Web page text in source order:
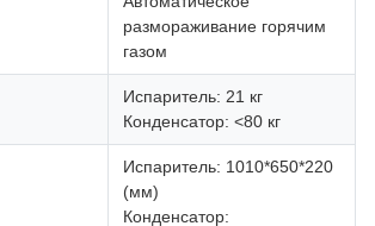
размораживание горячим
газом
Испаритель: 21 кг
Конденсатор: <80 кг
Испаритель: 1010*650*220
(мм)
Конденсатор: